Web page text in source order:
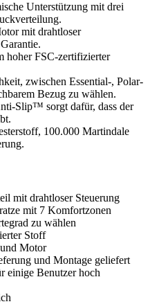
Unterstützung mit drei
mit drahtloser
hoher FSC-zertifizierter
zwischen Essential-, Polar-
Bezug zu wählen.
Slip™ sorgt dafür, dass der
100.000 Martindale
mit drahtloser Steuerung
mit 7 Komfortzonen
zu wählen
Stoff
Motor
und Montage geliefert
einige Benutzer hoch